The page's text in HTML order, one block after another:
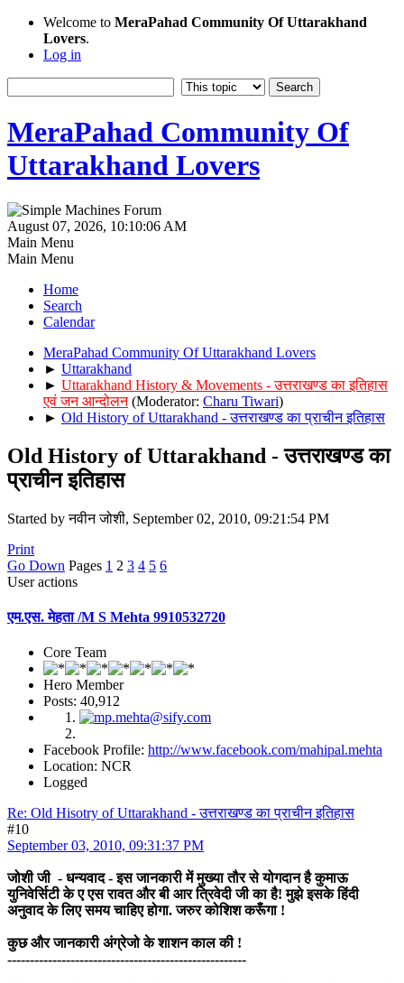
Welcome to MeraPahad Community Of Uttarakhand
Lovers.
Log in
MeraPahad Community Of
Uttarakhand Lovers
August 07, 2026, 10:10:06 AM
Main Menu
Main Menu
Home
Search
Calendar
MeraPahad Community Of Uttarakhand Lovers
► Uttarakhand
► Uttarakhand History & Movements - उत्तराखण्ड का इतिहास
एवं जन आन्दोलन (Moderator: Charu Tiwari)
► Old History of Uttarakhand - उत्तराखण्ड का प्राचीन इतिहास
Old History of Uttarakhand - उत्तराखण्ड का
प्राचीन इतिहास
Started by नवीन जोशी, September 02, 2010, 09:21:54 PM
Print
Go Down Pages 1 2 3 4 5 6
User actions
एम.एस. मेहता /M S Mehta 9910532720
Core Team
Hero Member
Posts: 40,912
Facebook Profile: http://www.facebook.com/mahipal.mehta
Location: NCR
Logged
Re: Old Hisotry of Uttarakhand - उत्तराखण्ड का प्राचीन इतिहास
#10
September 03, 2010, 09:31:37 PM
जोशी जी - धन्यवाद - इस जानकारी में मुख्या तौर से योगदान है कुमाऊ
युनिवेर्सिटी के ए एस रावत और बी आर त्रिवेदी जी का है! मुझे इसके हिंदी
अनुवाद के लिए समय चाहिए होगा. जरुर कोशिश करूँगा !
कुछ और जानकारी अंग्रेजो के शाशन काल की !
-----------------------------------------------------